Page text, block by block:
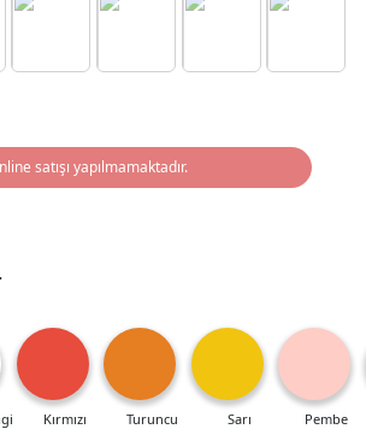
satışı yapılmamaktadır.
Kırmızı Turuncu Sarı Pembe